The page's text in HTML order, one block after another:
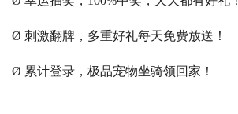
Ø 刺激翻牌，多重好礼每天免费放送！
Ø 累计登录，极品宠物坐骑领回家！